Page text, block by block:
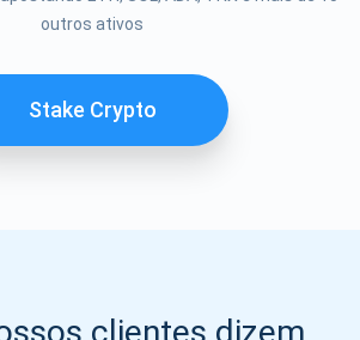
outros ativos
Stake Crypto
INSCREVER